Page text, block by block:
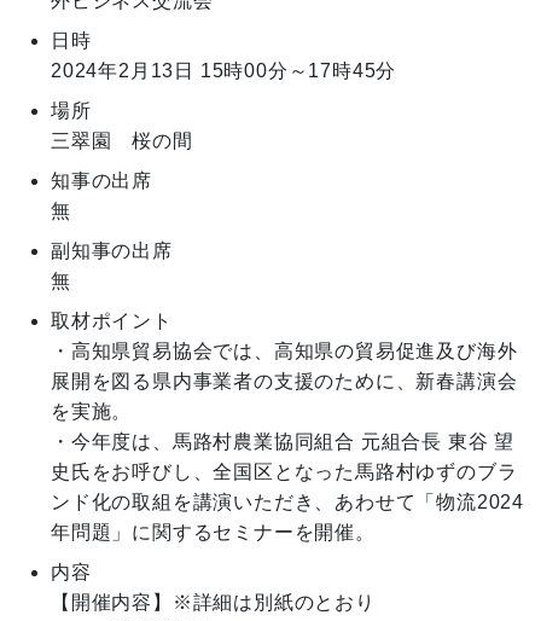
日時
2024年2月13日
15時00分～17時45分
場所
三翠園 桜の間
知事の出席
無
副知事の出席
無
取材ポイント
・高知県貿易協会では、高知県の貿易促進及び海外
展開を図る県内事業者の支援のために、新春講演会
を実施。
・今年度は、馬路村農業協同組合 元組合長 東谷 望
史氏をお呼びし、全国区となった馬路村ゆずのブラ
ンド化の取組を講演いただき、あわせて「物流2024
年問題」に関するセミナーを開催。
内容
【開催内容】※詳細は別紙のとおり